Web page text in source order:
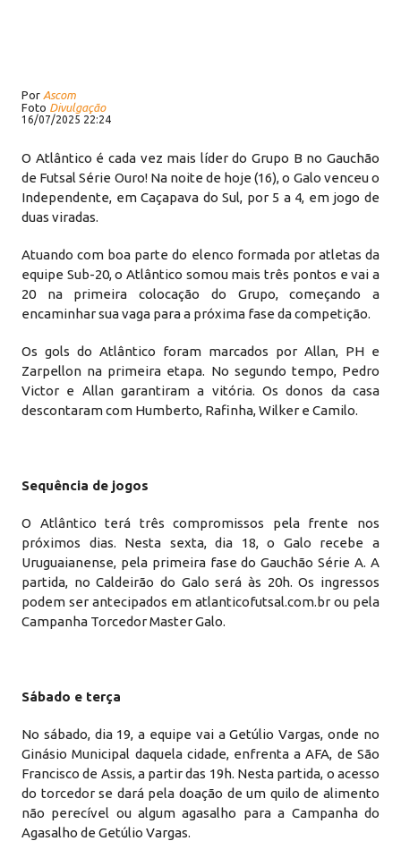
Por Ascom
Foto Divulgação
16/07/2025 22:24
O Atlântico é cada vez mais líder do Grupo B no Gauchão
de Futsal Série Ouro! Na noite de hoje (16), o Galo venceu o
Independente, em Caçapava do Sul, por 5 a 4, em jogo de
duas viradas.
Atuando com boa parte do elenco formada por atletas da
equipe Sub-20, o Atlântico somou mais três pontos e vai a
20 na primeira colocação do Grupo, começando a
encaminhar sua vaga para a próxima fase da competição.
Os gols do Atlântico foram marcados por Allan, PH e
Zarpellon na primeira etapa. No segundo tempo, Pedro
Victor e Allan garantiram a vitória. Os donos da casa
descontaram com Humberto, Rafinha, Wilker e Camilo.
Sequência de jogos
O Atlântico terá três compromissos pela frente nos
próximos dias. Nesta sexta, dia 18, o Galo recebe a
Uruguaianense, pela primeira fase do Gauchão Série A. A
partida, no Caldeirão do Galo será às 20h. Os ingressos
podem ser antecipados em atlanticofutsal.com.br ou pela
Campanha Torcedor Master Galo.
Sábado e terça
No sábado, dia 19, a equipe vai a Getúlio Vargas, onde no
Ginásio Municipal daquela cidade, enfrenta a AFA, de São
Francisco de Assis, a partir das 19h. Nesta partida, o acesso
do torcedor se dará pela doação de um quilo de alimento
não perecível ou algum agasalho para a Campanha do
Agasalho de Getúlio Vargas.